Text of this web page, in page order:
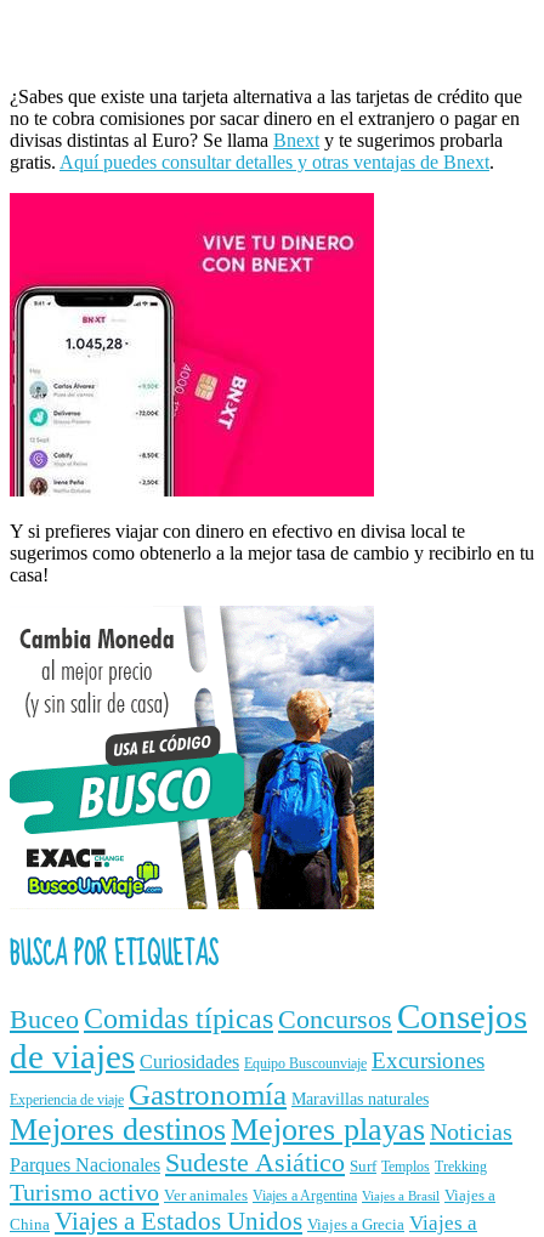
¿Sabes que existe una tarjeta alternativa a las tarjetas de crédito que
no te cobra comisiones por sacar dinero en el extranjero o pagar en
divisas distintas al Euro? Se llama Bnext y te sugerimos probarla
gratis. Aquí puedes consultar detalles y otras ventajas de Bnext.
Y si prefieres viajar con dinero en efectivo en divisa local te
sugerimos como obtenerlo a la mejor tasa de cambio y recibirlo en tu
casa!
BUSCA POR ETIQUETAS
Buceo Comidas típicas Concursos Consejos
de viajes Curiosidades Equipo Buscounviaje Excursiones
Experiencia de viaje Gastronomía Maravillas naturales
Mejores destinosMejores playasNoticias
Parques Nacionales Sudeste Asiático Surf Templos Trekking
Turismo activo Ver animales Viajes a Argentina Viajes a Brasil Viajes a
China Viajes a Estados Unidos Viajes a Grecia Viajes a